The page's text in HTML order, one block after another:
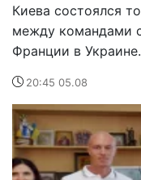
Киева состоялся
между командами
Франции в Украине.
20:45 05.08